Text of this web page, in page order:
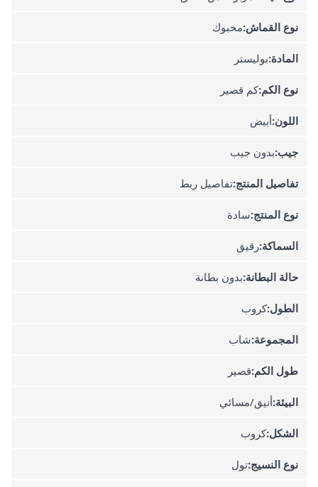
نوع القماش:محبوك
المادة:بوليستر
نوع الكم:كم قصير
اللون:أبيض
جيب:بدون جيب
تفاصيل المنتج:تفاصيل ربط
نوع المنتج:سادة
السماكة:رقيق
حالة البطانة:بدون بطانة
الطول:كروب
المجموعة:شاب
طول الكم:قصير
البيئة:أنيق/مسائي
الشكل:كروب
نوع النسيج:تول